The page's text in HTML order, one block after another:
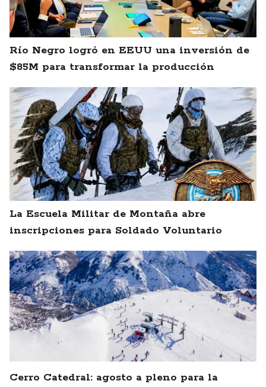
Río Negro logró en EEUU una inversión de
$85M para transformar la producción
La Escuela Militar de Montaña abre
inscripciones para Soldado Voluntario
Cerro Catedral: agosto a pleno para la